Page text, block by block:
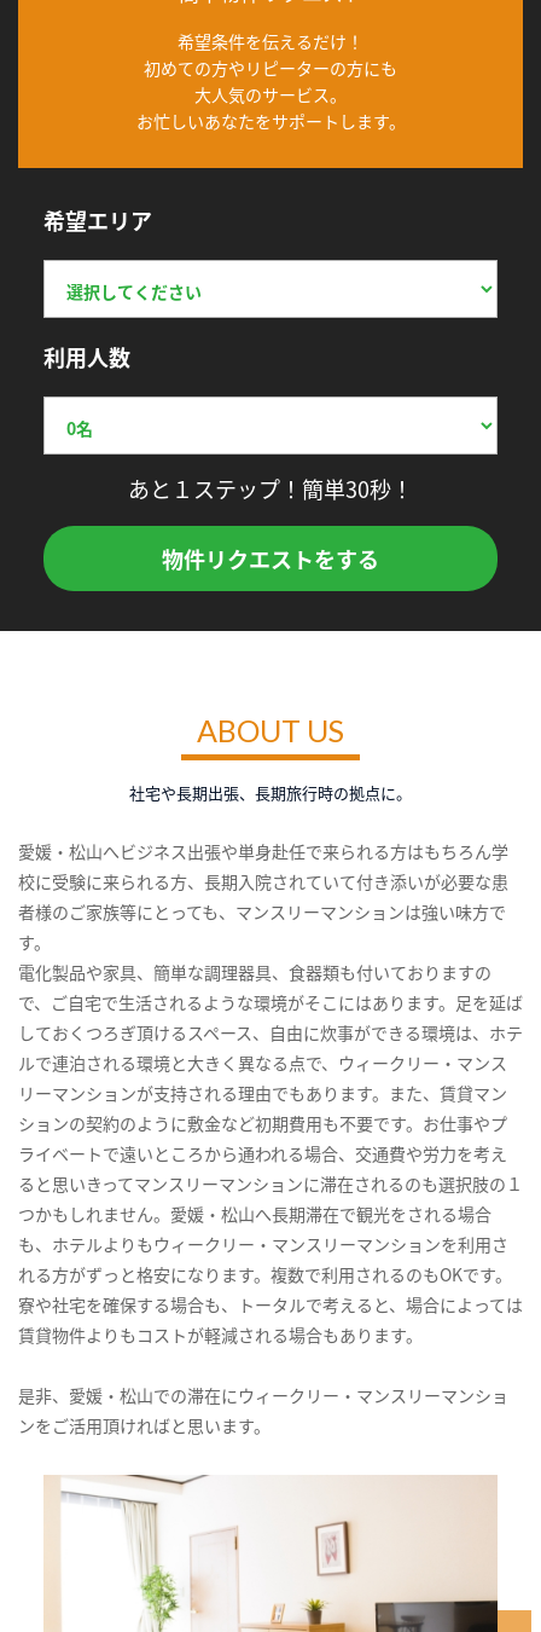
希望条件を伝えるだけ！
初めての方やリピーターの方にも
大人気のサービス。
お忙しいあなたをサポートします。
希望エリア
利用人数
あと１ステップ！簡単30秒！
物件リクエストをする
ABOUT US
社宅や長期出張、長期旅行時の拠点に。
愛媛・松山へビジネス出張や単身赴任で来られる方はもちろん学
校に受験に来られる方、長期入院されていて付き添いが必要な患
者様のご家族等にとっても、マンスリーマンションは強い味方で
す。
電化製品や家具、簡単な調理器具、食器類も付いておりますの
で、ご自宅で生活されるような環境がそこにはあります。足を延ば
しておくつろぎ頂けるスペース、自由に炊事ができる環境は、ホテ
ルで連泊される環境と大きく異なる点で、ウィークリー・マンス
リーマンションが支持される理由でもあります。また、賃貸マン
ションの契約のように敷金など初期費用も不要です。お仕事やプ
ライベートで遠いところから通われる場合、交通費や労力を考え
ると思いきってマンスリーマンションに滞在されるのも選択肢の１
つかもしれません。愛媛・松山へ長期滞在で観光をされる場合
も、ホテルよりもウィークリー・マンスリーマンションを利用さ
れる方がずっと格安になります。複数で利用されるのもOKです。
寮や社宅を確保する場合も、トータルで考えると、場合によっては
賃貸物件よりもコストが軽減される場合もあります。
是非、愛媛・松山での滞在にウィークリー・マンスリーマンショ
ンをご活用頂ければと思います。